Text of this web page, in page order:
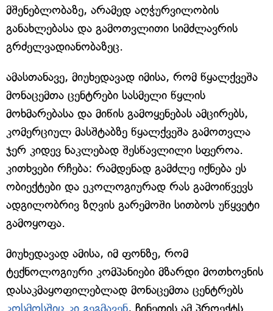
მშენებლობაზე, არამედ აღჭურვილობის
განახლებასა და გამოთვლითი სიმძლავრის
გრძელვადიანობაზეც.
ამასთანავე, მიუხედავად იმისა, რომ წყალქვეშა
მონაცემთა ცენტრები სასმელი წყლის
მოხმარებასა და მიწის გამოყენებას ამცირებს,
კომერციულ მასშტაბზე წყალქვეშა გამოთვლა
ჯერ კიდევ ნაკლებად შესწავლილი სფეროა.
კითხვები რჩება: რამდენად გამძლე იქნება ეს
ობიექტები და ეკოლოგიურად რას გამოიწვევს
ადგილობრივ ზღვის გარემოში სითბოს უწყვეტი
გამოყოფა.
მიუხედავად ამისა, იმ ფონზე, რომ
ტექნოლოგიური კომპანიები მზარდი მოთხოვნის
დასაკმაყოფილებლად მონაცემთა ცენტრებს